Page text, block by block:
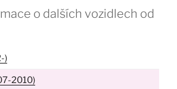
o dalších vozidlech od
)
2010)